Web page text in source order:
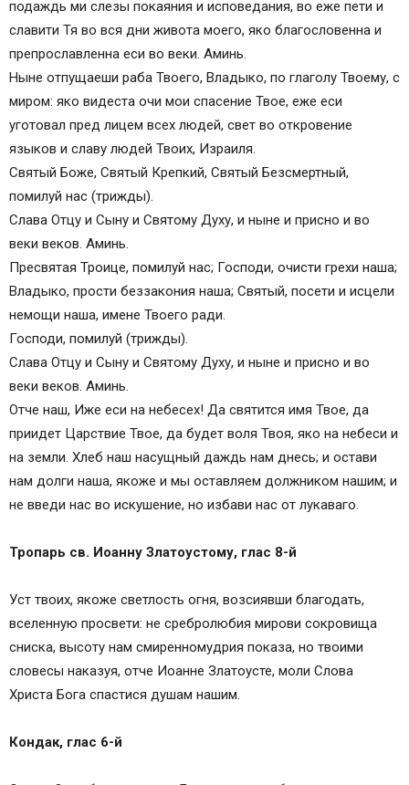
подаждь ми слезы покаяния и исповедания, во еже пети и
славити Тя во вся дни живота моего, яко благословенна и
препрoславленна еси во веки. Аминь.
Ныне отпущаеши раба Твоего, Владыко, по глаголу Твоему, с
миром: яко видеста очи мои спасение Твое, еже еси
уготовал пред лицем всех людей, свет во откровение
языков и славу людей Твоих, Израиля.
Святый Боже, Святый Крепкий, Святый Безсмертный,
помилуй нас (трижды).
Слава Отцу и Сыну и Святому Духу, и ныне и присно и во
веки веков. Аминь.
Пресвятая Троице, помилуй нас; Господи, очисти грехи наша;
Владыко, прости беззакония наша; Святый, посети и исцели
немощи наша, имене Твоего ради.
Господи, помилуй (трижды).
Слава Отцу и Сыну и Святому Духу, и ныне и присно и во
веки веков. Аминь.
Отче наш, Иже еси на небесех! Да святится имя Твое, да
приидет Царствие Твое, да будет воля Твоя, яко на небеси и
на земли. Хлеб наш насущный даждь нам днесь; и остави
нам долги наша, якоже и мы оставляем должником нашим; и
не введи нас во искушение, но избави нас от лукаваго.
Тропарь св. Иоанну Златоустому, глас 8-й
Уст твоих, якоже светлость огня, возсиявши благодать,
вселенную просвети: не сребролюбия мирови сокровища
сниска, высоту нам смиренномудрия показа, но твоими
словесы наказуя, отче Иоанне Златоусте, моли Слова
Христа Бога спастися душам нашим.
Кондак, глас 6-й